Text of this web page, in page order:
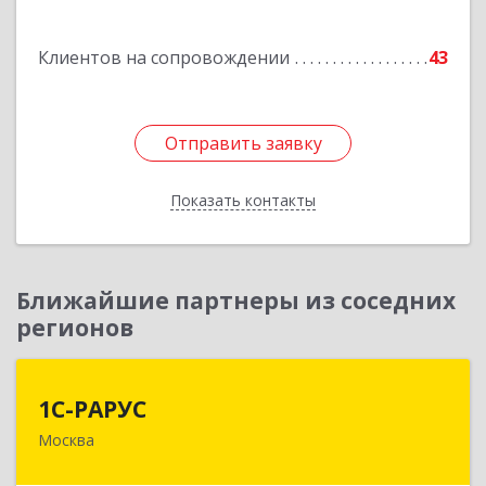
Клиентов на сопровождении 43
Отправить заявку
Показать контакты
Отправить заявку
Назад
Ближайшие партнеры из соседних
регионов
1С-РАРУС
Москва127434, Москва г, Дмитровское ш, дом № 9Б